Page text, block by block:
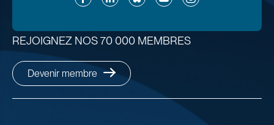
REJOIGNEZ NOS 70 000 MEMBRES
Devenir membre